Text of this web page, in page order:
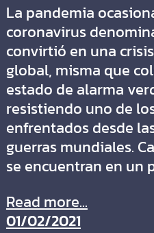
La pandemia
coronavirus
convirtió en una
global, misma que
estado de alarma
resistiendo uno de
enfrentados desde
guerras mundiales.
se encuentran en un
Read more...
01/02/2021